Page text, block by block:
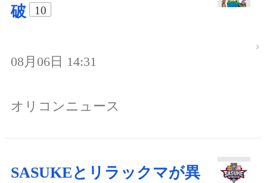
破
10
08月06日 14:31
オリコンニュース
SASUKEとリラックマが異